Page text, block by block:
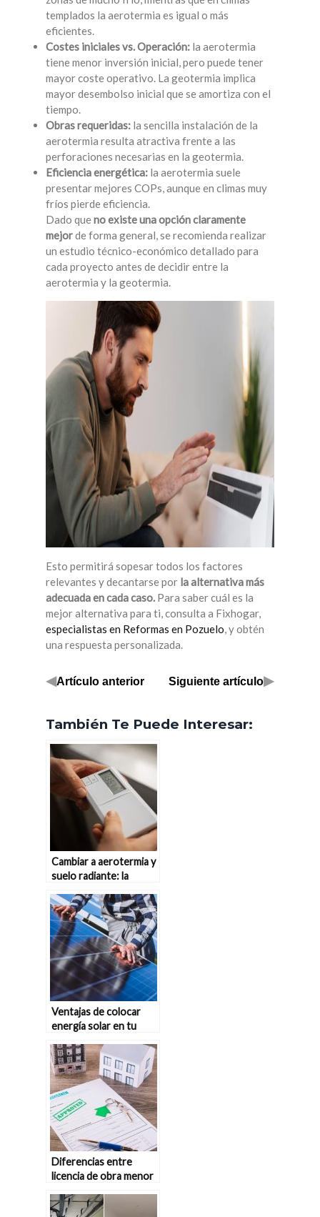
templados la aerotermia es igual o más
eficientes.
Costes iniciales vs. Operación: la aerotermia
tiene menor inversión inicial, pero puede tener
mayor coste operativo. La geotermia implica
mayor desembolso inicial que se amortiza con el
tiempo.
Obras requeridas: la sencilla instalación de la
aerotermia resulta atractiva frente a las
perforaciones necesarias en la geotermia.
Eficiencia energética: la aerotermia suele
presentar mejores COPs, aunque en climas muy
fríos pierde eficiencia.
Dado queno existe una opción claramente
mejorde forma general, se recomienda realizar
un estudio técnico-económico detallado para
cada proyecto antes de decidir entre la
aerotermia y la geotermia.
Esto permitirá sopesar todos los factores
relevantes y decantarse por la alternativa más
adecuada en cada caso. Para saber cuál es la
mejor alternativa para ti, consulta a Fixhogar,
especialistas en Reformas en Pozuelo, y obtén
una respuesta personalizada.
◀Artículo anterior Siguiente artículo▶
También Te Puede Interesar:
Cambiar a aerotermia y
suelo radiante: la
el confort térmico del
hogar
Ventajas de colocar
energía solar en tu
Diferencias entre
licencia de obra menor
reformas